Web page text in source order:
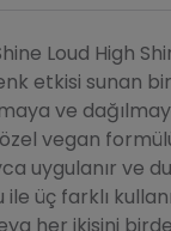
Loud High
etkisi sunan bir
ve
özel vegan
uygulanır ve
üç farklı
her ikisini